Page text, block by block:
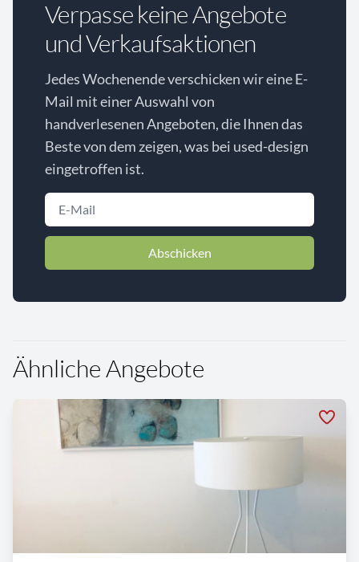
Verpasse keine Angebote
und Verkaufsaktionen
Jedes Wochenende verschicken wir eine E-
Mail mit einer Auswahl von
handverlesenen Angeboten, die Ihnen das
Beste von dem zeigen, was bei used-design
eingetroffen ist.
Abschicken
Ähnliche Angebote